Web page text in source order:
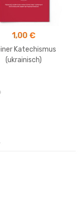
1,00 €
Katechismus
(ukrainisch)